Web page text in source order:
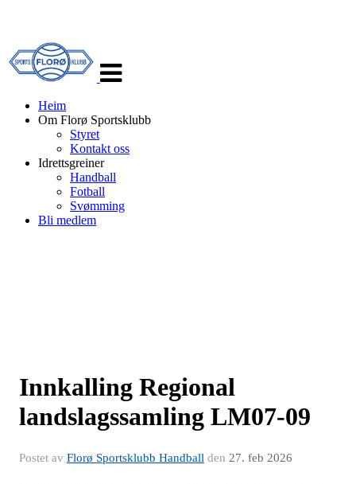
navigasjon
Heim
Om Florø Sportsklubb
Styret
Kontakt oss
Idrettsgreiner
Handball
Fotball
Svømming
Bli medlem
Innkalling Regional
landslagssamling LM07-09
Postet av Florø Sportsklubb Handball den 27. feb 2026